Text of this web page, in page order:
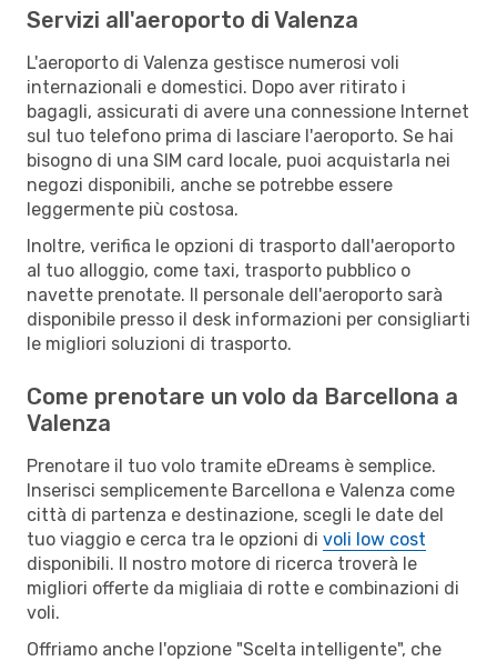
Servizi all'aeroporto di Valenza
L'aeroporto di Valenza gestisce numerosi voli
internazionali e domestici. Dopo aver ritirato i
bagagli, assicurati di avere una connessione Internet
sul tuo telefono prima di lasciare l'aeroporto. Se hai
bisogno di una SIM card locale, puoi acquistarla nei
negozi disponibili, anche se potrebbe essere
leggermente più costosa.
Inoltre, verifica le opzioni di trasporto dall'aeroporto
al tuo alloggio, come taxi, trasporto pubblico o
navette prenotate. Il personale dell'aeroporto sarà
disponibile presso il desk informazioni per consigliarti
le migliori soluzioni di trasporto.
Come prenotare un volo da Barcellona a
Valenza
Prenotare il tuo volo tramite eDreams è semplice.
Inserisci semplicemente Barcellona e Valenza come
città di partenza e destinazione, scegli le date del
tuo viaggio e cerca tra le opzioni di voli low cost
disponibili. Il nostro motore di ricerca troverà le
migliori offerte da migliaia di rotte e combinazioni di
voli.
Offriamo anche l'opzione "Scelta intelligente", che